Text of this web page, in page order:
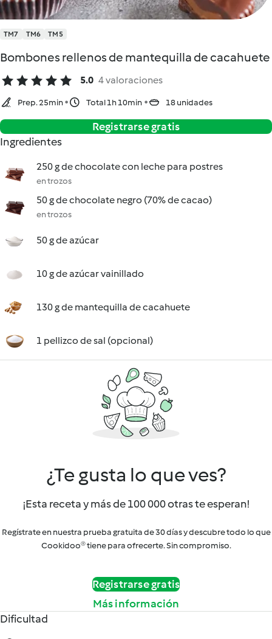
TM7 TM6 TM5
Bombones rellenos de mantequilla de cacahuete
5.0 4 valoraciones
Prep. 25min Total 1h 10min 18 unidades
Registrarse gratis
Ingredientes
250 g de chocolate con leche para postres
en trozos
50 g de chocolate negro (70% de cacao)
en trozos
50 g de azúcar
10 g de azúcar vainillado
130 g de mantequilla de cacahuete
1 pellizco de sal (opcional)
¿Te gusta lo que ves?
¡Esta receta y más de 100 000 otras te esperan!
Regístrate en nuestra prueba gratuita de 30 días y descubre todo lo que
Cookidoo® tiene para ofrecerte. Sin compromiso.
Registrarse gratis
Más información
Dificultad